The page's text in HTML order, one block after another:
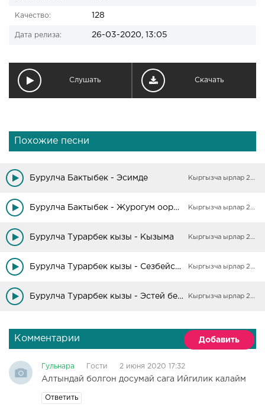
Качество: 128
Дата релиза: 26-03-2020, 13:05
Слушать Скачать
Похожие песни
Бурулча Бактыбек - Эсимде Кыргызча ырлар 2025
Бурулча Бактыбек - Журогум ооруйт дебениз Кыргызча ырлар 2025
Бурулча Турарбек кызы - Кызыма Кыргызча ырлар 2025
Бурулча Турарбек кызы - Сезбейсин го Кыргызча ырлар 2025
Бурулча Турарбек кызы - Эстей берем Кыргызча ырлар 2025
Комментарии Добавить
Гульнара Гости 2 июня 2020 17:32
Алтындай болгон досумай сага Ийгилик калайм
Ответить